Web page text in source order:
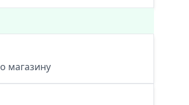
магазину